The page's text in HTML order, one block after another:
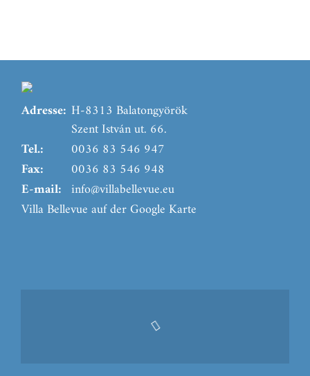
Adresse: H-8313 Balatongyörök
Szent István ut. 66.
Tel.:
0036 83 546 947
Fax:
0036 83 546 948
E-mail: info@villabellevue.eu
Villa Bellevue auf der Google Karte